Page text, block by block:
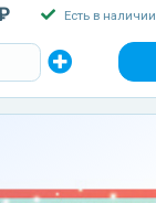
Есть в наличии